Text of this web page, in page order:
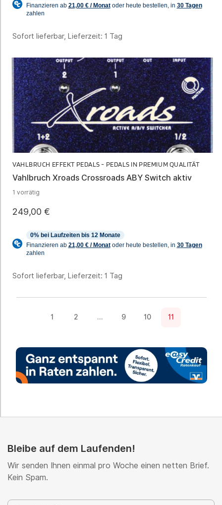
Sofort lieferbar, Lieferzeit: 1 Tag
VAHLBRUCH EFFEKT PEDALS - PEDALS IN PREMIUM QUALITÄT
Vahlbruch Xroads Crossroads ABY Switch aktiv
1 vorrätig
249,00 €
Sofort lieferbar, Lieferzeit: 1 Tag
1 2 … 9 10 11
Bleibe auf dem Laufenden!
Wir senden Ihnen einmal pro Woche einen netten Brief.
Kein Spam.